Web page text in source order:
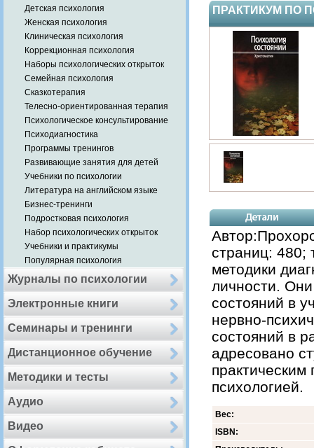
Детская психология
Женская психология
Клиническая психология
Коррекционная психология
Наборы психологических открыток
Семейная психология
Сказкотерапия
Телесно-ориентированная терапия
Психологическое консультирование
Психодиагностика
Программы тренингов
Развивающие занятия для детей
Учебники по психологии
Литература на английском языке
Бизнес-тренинги
Подростковая психология
Набор психологических открыток
Учебники и практикумы
Популярная психология
Журналы по психологии
Электронные книги
Семинары и тренинги
Дистанционное обучение
Методики и тесты
Аудио
Видео
ПРАКТИКУМ ПО
страниц: 480;
методики
личности.
состояний в
нервно-
состояний в
адресовано
практическим
психологией.
Вес:
ISBN: